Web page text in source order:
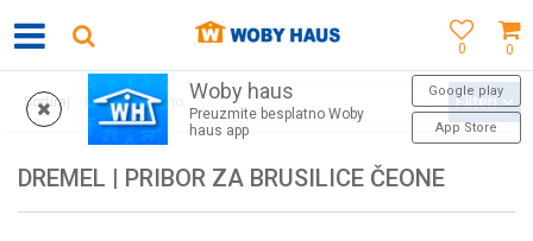
0
0
Woby haus
Preuzmite besplatno Woby
haus app
Google play
App Store
WOBY KARTICA NAGRAĐUJE SVAKU KUPOVINU!
DREMEL | PRIBOR ZA BRUSILICE ČEONE
Sortiraj Filteri